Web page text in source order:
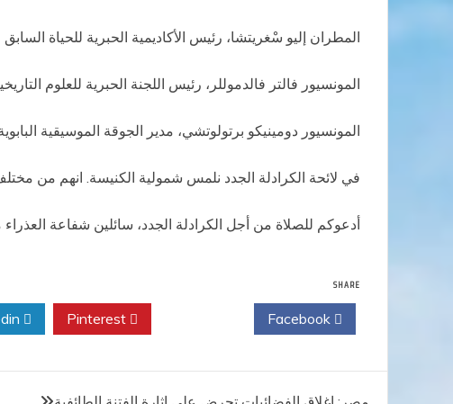
المطران إليو سْغريتشا، رئيس الأكاديمية الحبرية للحياة السابق
المونسيور فالتر فالدموللر، رئيس اللجنة الحبرية للعلوم
المونسيور دومينيكو برتولوتشي، مدير الجوقة الموسيقية
في لائحة الكرادلة الجدد نلمس شمولية الكنيسة. انهم من
أدعوكم للصلاة من أجل الكرادلة الجدد، سائلين شفاعة
SHARE
تصفّح